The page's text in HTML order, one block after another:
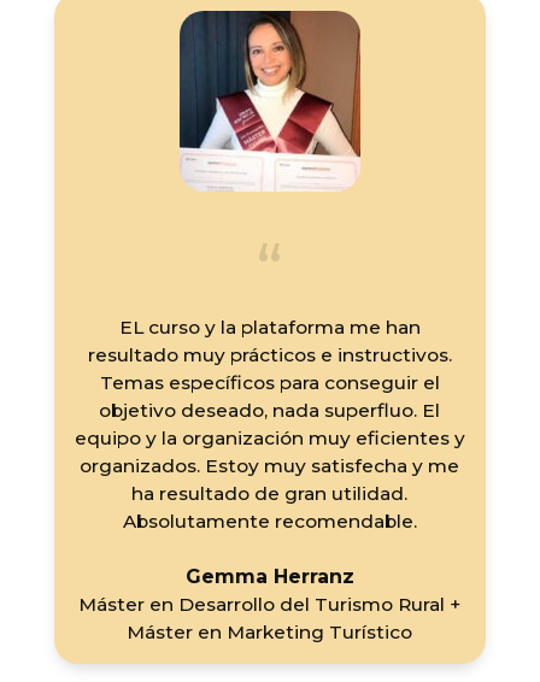
EL curso y la plataforma me han
resultado muy prácticos e instructivos.
Temas específicos para conseguir el
objetivo deseado, nada superfluo. El
equipo y la organización muy eficientes y
organizados. Estoy muy satisfecha y me
ha resultado de gran utilidad.
Absolutamente recomendable.
Gemma Herranz
Máster en Desarrollo del Turismo Rural +
Máster en Marketing Turístico